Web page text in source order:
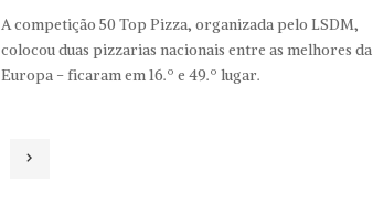
A competição 50 Top Pizza, organizada pelo LSDM,
colocou duas pizzarias nacionais entre as melhores da
Europa - ficaram em 16.º e 49.º lugar.